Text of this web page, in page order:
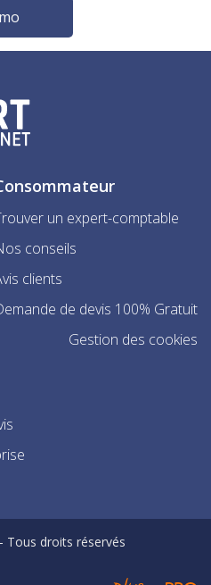
un expert-comptable
conseils
clients
de devis 100% Gratuit
Gestion des cookies
Tous droits réservés